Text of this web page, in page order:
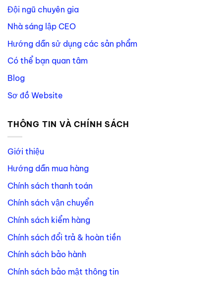
Đội ngũ chuyên gia
Nhà sáng lập CEO
Hướng dẫn sử dụng các sản phẩm
Có thể bạn quan tâm
Blog
Sơ đồ Website
THÔNG TIN VÀ CHÍNH SÁCH
Giới thiệu
Hướng dẫn mua hàng
Chính sách thanh toán
Chính sách vận chuyển
Chính sách kiểm hàng
Chính sách đổi trả & hoàn tiền
Chính sách bảo hành
Chính sách bảo mật thông tin